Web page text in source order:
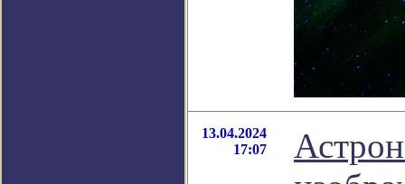
13.04.2024
17:07